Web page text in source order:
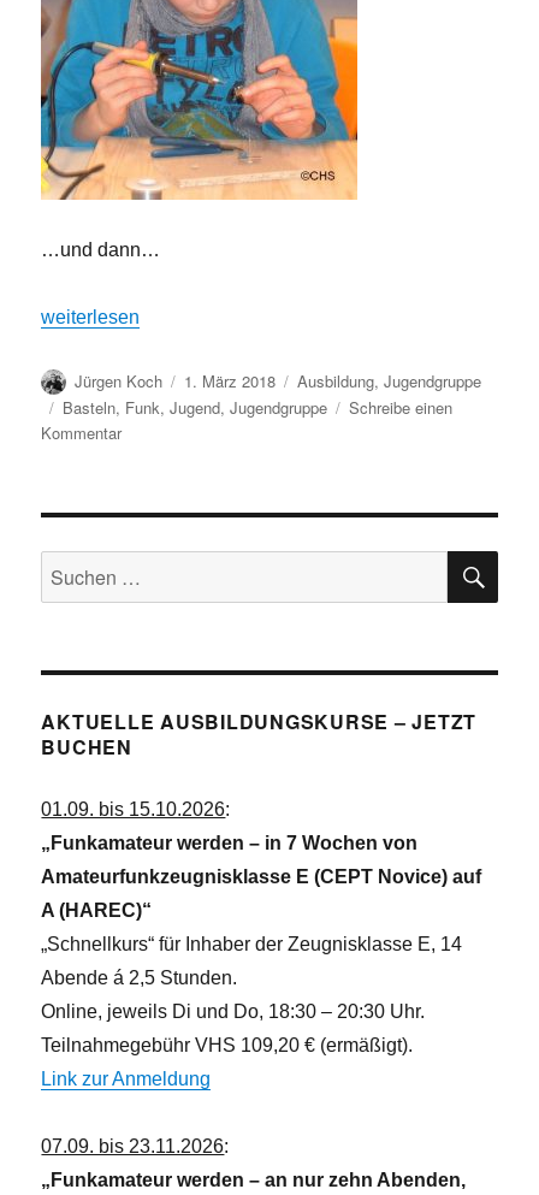
…und dann…
„Für Jugendliche“
weiterlesen
Autor
Jürgen Koch
Veröffentlicht
am
1. März 2018 Kategorien
Ausbildung,Jugendgruppe
Schlagwörter
Basteln, Funk,Jugend,Jugendgruppe
Schreibe einen
Kommentarzu
Suchen
nach:
AKTUELLE AUSBILDUNGSKURSE – JETZT
BUCHEN
01.09. bis 15.10.2026:
„Funkamateur werden – in 7 Wochen von
Amateurfunkzeugnisklasse E (CEPT Novice) auf
A (HAREC)“
„Schnellkurs“ für Inhaber der Zeugnisklasse E, 14
Abende á 2,5 Stunden.
Online, jeweils Di und Do, 18:30 – 20:30 Uhr.
Teilnahmegebühr VHS 109,20 € (ermäßigt).
Link zur Anmeldung
07.09. bis 23.11.2026:
„Funkamateur werden – an nur zehn Abenden,